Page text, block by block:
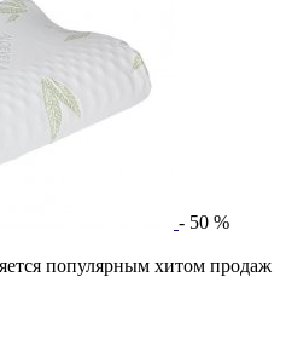
- 50 %
популярным хитом продаж